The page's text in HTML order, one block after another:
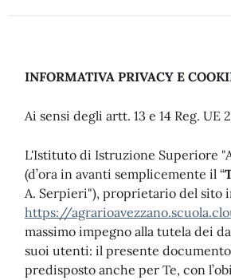
INFORMATIVA PRIVACY E
Ai sensi degli artt. 13 e 14 Reg. UE
L'Istituto di Istruzione Superiore
(d’ora in avanti semplicemente il “
A. Serpieri"), proprietario del sito
https://
massimo impegno alla tutela dei
suoi utenti: il presente
predisposto anche per Te, con